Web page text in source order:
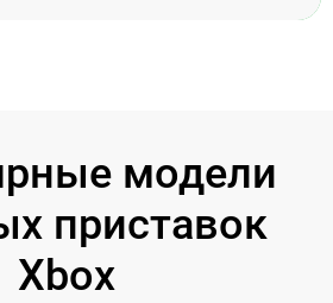
модели
приставок
Xbox